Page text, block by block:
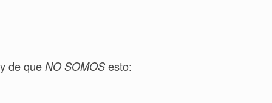
y de que NO SOMOS esto: